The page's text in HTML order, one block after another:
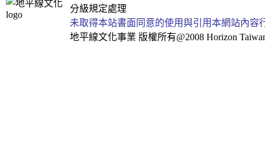
分級規定處理
未取得本站書面同意的使用與引用本網站內
地平線文化事業 版權所有@2008 Horizon